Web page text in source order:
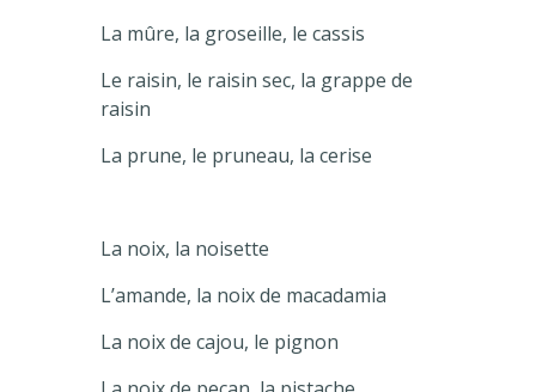
La mûre, la groseille, le cassis
Le raisin, le raisin sec, la grappe de
raisin
La prune, le pruneau, la cerise
La noix, la noisette
L’amande, la noix de macadamia
La noix de cajou, le pignon